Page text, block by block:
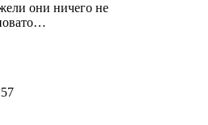
они ничего не